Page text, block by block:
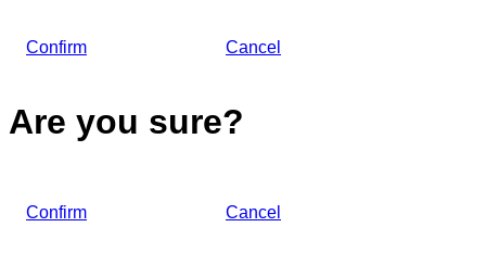
Confirm Cancel
Are you sure?
Confirm Cancel